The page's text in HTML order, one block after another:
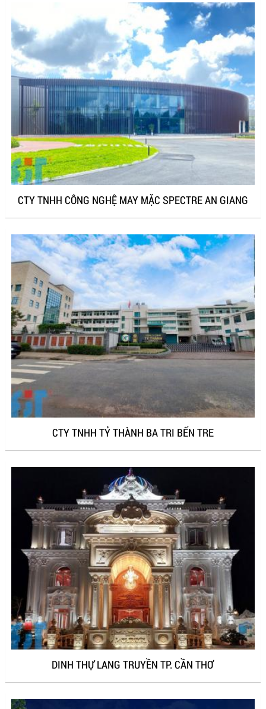
CTY TNHH CÔNG NGHỆ MAY MẶC SPECTRE AN GIANG
CTY TNHH TỶ THÀNH BA TRI BẾN TRE
DINH THỰ LANG TRUYỀN TP. CẦN THƠ